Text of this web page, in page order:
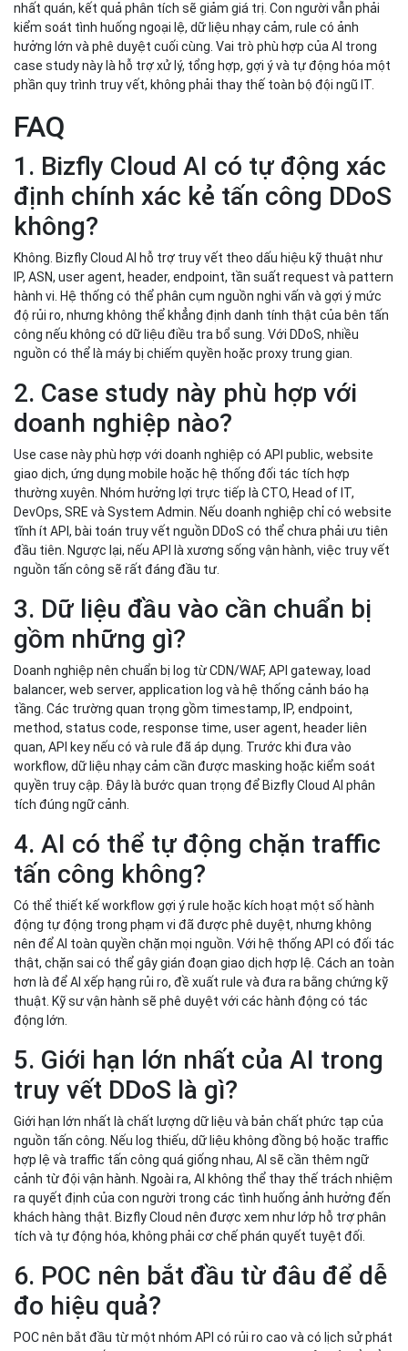
nhất quán, kết quả phân tích sẽ giảm giá trị. Con người vẫn phải
kiểm soát tình huống ngoại lệ, dữ liệu nhạy cảm, rule có ảnh
hưởng lớn và phê duyệt cuối cùng. Vai trò phù hợp của AI trong
case study này là hỗ trợ xử lý, tổng hợp, gợi ý và tự động hóa một
phần quy trình truy vết, không phải thay thế toàn bộ đội ngũ IT.
FAQ
1. Bizfly Cloud AI có tự động xác
định chính xác kẻ tấn công DDoS
không?
Không. Bizfly Cloud AI hỗ trợ truy vết theo dấu hiệu kỹ thuật như
IP, ASN, user agent, header, endpoint, tần suất request và pattern
hành vi. Hệ thống có thể phân cụm nguồn nghi vấn và gợi ý mức
độ rủi ro, nhưng không thể khẳng định danh tính thật của bên tấn
công nếu không có dữ liệu điều tra bổ sung. Với DDoS, nhiều
nguồn có thể là máy bị chiếm quyền hoặc proxy trung gian.
2. Case study này phù hợp với
doanh nghiệp nào?
Use case này phù hợp với doanh nghiệp có API public, website
giao dịch, ứng dụng mobile hoặc hệ thống đối tác tích hợp
thường xuyên. Nhóm hưởng lợi trực tiếp là CTO, Head of IT,
DevOps, SRE và System Admin. Nếu doanh nghiệp chỉ có website
tĩnh ít API, bài toán truy vết nguồn DDoS có thể chưa phải ưu tiên
đầu tiên. Ngược lại, nếu API là xương sống vận hành, việc truy vết
nguồn tấn công sẽ rất đáng đầu tư.
3. Dữ liệu đầu vào cần chuẩn bị
gồm những gì?
Doanh nghiệp nên chuẩn bị log từ CDN/WAF, API gateway, load
balancer, web server, application log và hệ thống cảnh báo hạ
tầng. Các trường quan trọng gồm timestamp, IP, endpoint,
method, status code, response time, user agent, header liên
quan, API key nếu có và rule đã áp dụng. Trước khi đưa vào
workflow, dữ liệu nhạy cảm cần được masking hoặc kiểm soát
quyền truy cập. Đây là bước quan trọng để Bizfly Cloud AI phân
tích đúng ngữ cảnh.
4. AI có thể tự động chặn traffic
tấn công không?
Có thể thiết kế workflow gợi ý rule hoặc kích hoạt một số hành
động tự động trong phạm vi đã được phê duyệt, nhưng không
nên để AI toàn quyền chặn mọi nguồn. Với hệ thống API có đối tác
thật, chặn sai có thể gây gián đoạn giao dịch hợp lệ. Cách an toàn
hơn là để AI xếp hạng rủi ro, đề xuất rule và đưa ra bằng chứng kỹ
thuật. Kỹ sư vận hành sẽ phê duyệt với các hành động có tác
động lớn.
5. Giới hạn lớn nhất của AI trong
truy vết DDoS là gì?
Giới hạn lớn nhất là chất lượng dữ liệu và bản chất phức tạp của
nguồn tấn công. Nếu log thiếu, dữ liệu không đồng bộ hoặc traffic
hợp lệ và traffic tấn công quá giống nhau, AI sẽ cần thêm ngữ
cảnh từ đội vận hành. Ngoài ra, AI không thể thay thế trách nhiệm
ra quyết định của con người trong các tình huống ảnh hưởng đến
khách hàng thật. Bizfly Cloud nên được xem như lớp hỗ trợ phân
tích và tự động hóa, không phải cơ chế phán quyết tuyệt đối.
6. POC nên bắt đầu từ đâu để dễ
đo hiệu quả?
POC nên bắt đầu từ một nhóm API có rủi ro cao và có lịch sử phát